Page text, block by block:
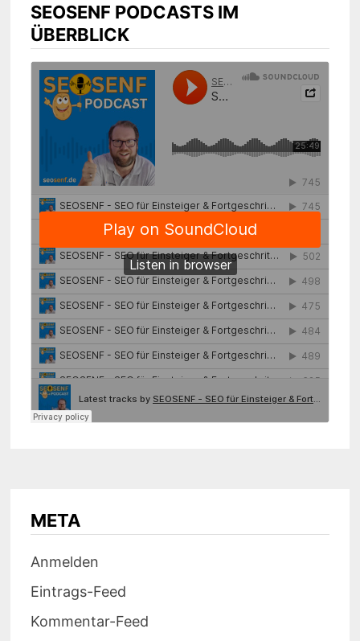
SEOSENF PODCASTS IM
ÜBERBLICK
META
Anmelden
Eintrags-Feed
Kommentar-Feed